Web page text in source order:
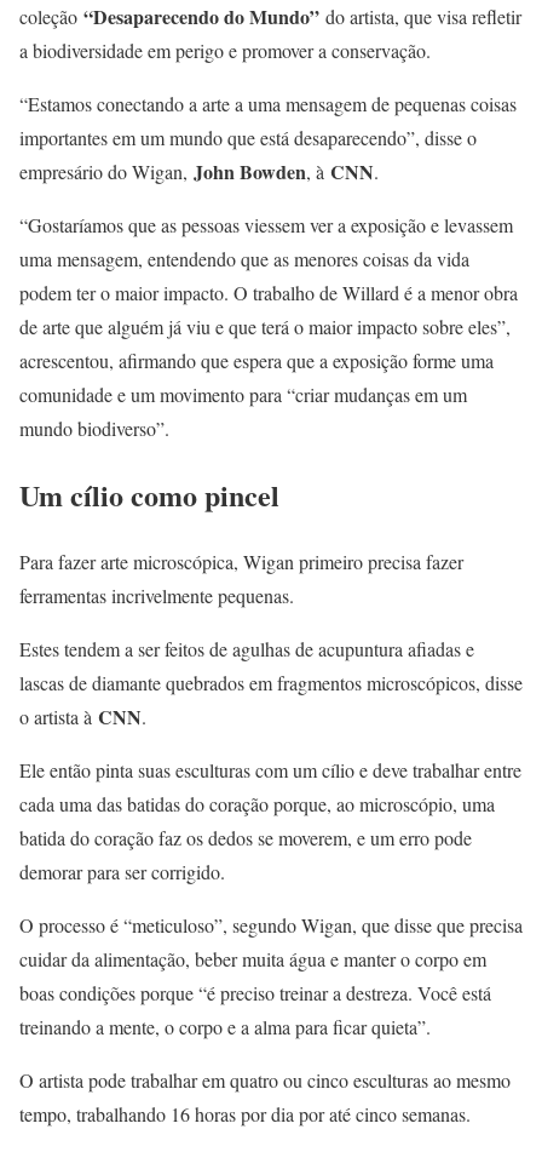
coleção “Desaparecendo do Mundo” do artista, que visa refletir
a biodiversidade em perigo e promover a conservação.
“Estamos conectando a arte a uma mensagem de pequenas coisas
importantes em um mundo que está desaparecendo”, disse o
empresário do Wigan, John Bowden, à CNN.
“Gostaríamos que as pessoas viessem ver a exposição e levassem
uma mensagem, entendendo que as menores coisas da vida
podem ter o maior impacto. O trabalho de Willard é a menor obra
de arte que alguém já viu e que terá o maior impacto sobre eles”,
acrescentou, afirmando que espera que a exposição forme uma
comunidade e um movimento para “criar mudanças em um
mundo biodiverso”.
Um cílio como pincel
Para fazer arte microscópica, Wigan primeiro precisa fazer
ferramentas incrivelmente pequenas.
Estes tendem a ser feitos de agulhas de acupuntura afiadas e
lascas de diamante quebrados em fragmentos microscópicos, disse
o artista à CNN.
Ele então pinta suas esculturas com um cílio e deve trabalhar entre
cada uma das batidas do coração porque, ao microscópio, uma
batida do coração faz os dedos se moverem, e um erro pode
demorar para ser corrigido.
O processo é “meticuloso”, segundo Wigan, que disse que precisa
cuidar da alimentação, beber muita água e manter o corpo em
boas condições porque “é preciso treinar a destreza. Você está
treinando a mente, o corpo e a alma para ficar quieta”.
O artista pode trabalhar em quatro ou cinco esculturas ao mesmo
tempo, trabalhando 16 horas por dia por até cinco semanas.